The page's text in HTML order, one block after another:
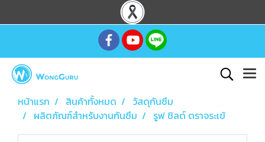
หน้าแรก สินค้าทั้งหมด
วัสดุกันซึม
ผลิตภัณฑ์สำหรับงานกันซึม
รูฟ ชิลด์ ตราจระเข้